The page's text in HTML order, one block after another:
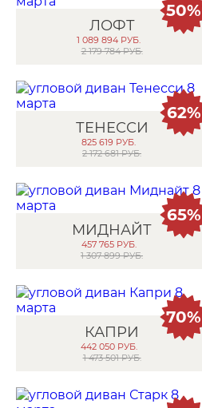
ЛОФТ
1 089 894 РУБ.
2 179 784 РУБ.
50%
ТЕНЕССИ
825 619 РУБ.
2 172 681 РУБ.
62%
МИДНАЙТ
457 765 РУБ.
1 307 899 РУБ.
65%
КАПРИ
442 050 РУБ.
1 473 501 РУБ.
70%